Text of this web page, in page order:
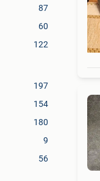
87
60
122
197
154
180
9
56